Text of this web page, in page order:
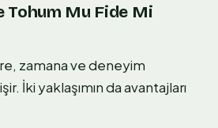
Tohum Mu Fide Mi
zamana ve deneyim
İki yaklaşımın da avantajları